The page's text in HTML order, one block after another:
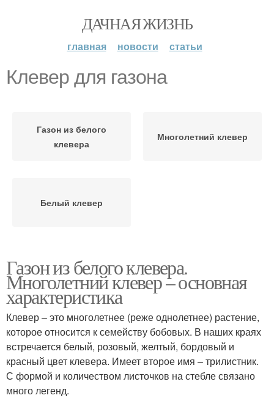
ДАЧНАЯ ЖИЗНЬ
главная новости статьи
Клевер для газона
Газон из белого
клевера
Многолетний клевер
Белый клевер
Газон из белого клевера.
Многолетний клевер – основная
характеристика
Клевер – это многолетнее (реже однолетнее) растение,
которое относится к семейству бобовых. В наших краях
встречается белый, розовый, желтый, бордовый и
красный цвет клевера. Имеет второе имя – трилистник.
С формой и количеством листочков на стебле связано
много легенд.